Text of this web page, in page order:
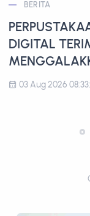
BERITA
DIGITAL
03 Aug 2026